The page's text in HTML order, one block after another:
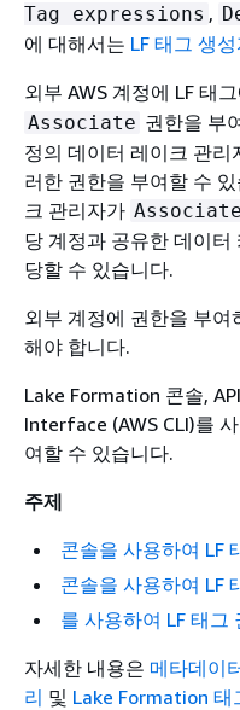
Tag expressions ,
에 대해서는 LF 태그 생
외부 AWS 계정에 LF 태
Associate 권한을 부
정의 데이터 레이크 관
러한 권한을 부여할 수
크 관리자가 Associate
당 계정과 공유한 데이터
당할 수 있습니다.
외부 계정에 권한을 부
해야 합니다.
Lake Formation 콘솔,
Interface (AWS CLI)를
여할 수 있습니다.
주제
콘솔을 사용하여 LF
콘솔을 사용하여 LF
를 사용하여 LF 태그
자세한 내용은 메타데이
리 및 Lake Formation 태